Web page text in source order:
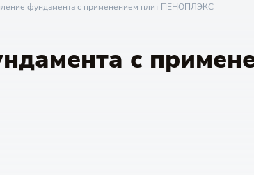
фундамента с применением плит ПЕНОПЛЭКС
с